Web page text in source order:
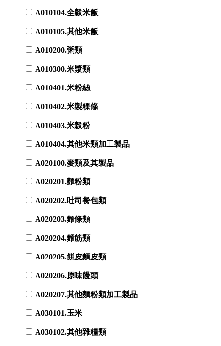
A010104.全穀米飯
A010105.其他米飯
A010200.粥類
A010300.米漿類
A010401.米粉絲
A010402.米製粿條
A010403.米榖粉
A010404.其他米類加工製品
A020100.麥類及其製品
A020201.麵粉類
A020202.吐司餐包類
A020203.麵條類
A020204.麵筋類
A020205.餅皮麵皮類
A020206.原味饅頭
A020207.其他麵粉類加工製品
A030101.玉米
A030102.其他雜糧類